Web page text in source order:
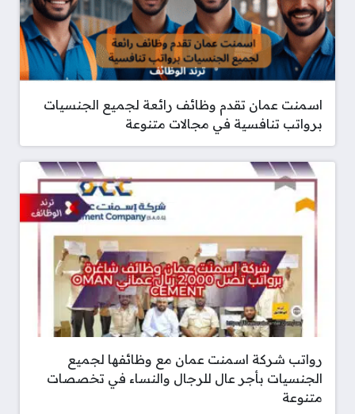
اسمنت عمان تقدم وظائف رائعة لجميع الجنسيات
برواتب تنافسية في مجالات متنوعة
رواتب شركة اسمنت عمان مع وظائفها لجميع
الجنسيات بأجر عال للرجال والنساء في تخصصات
متنوعة